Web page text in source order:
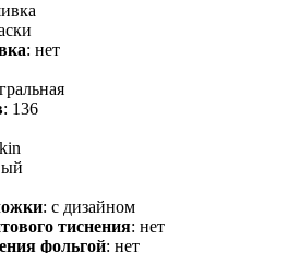
: нет
: 136
: с дизайном
тиснения: нет
фольгой: нет